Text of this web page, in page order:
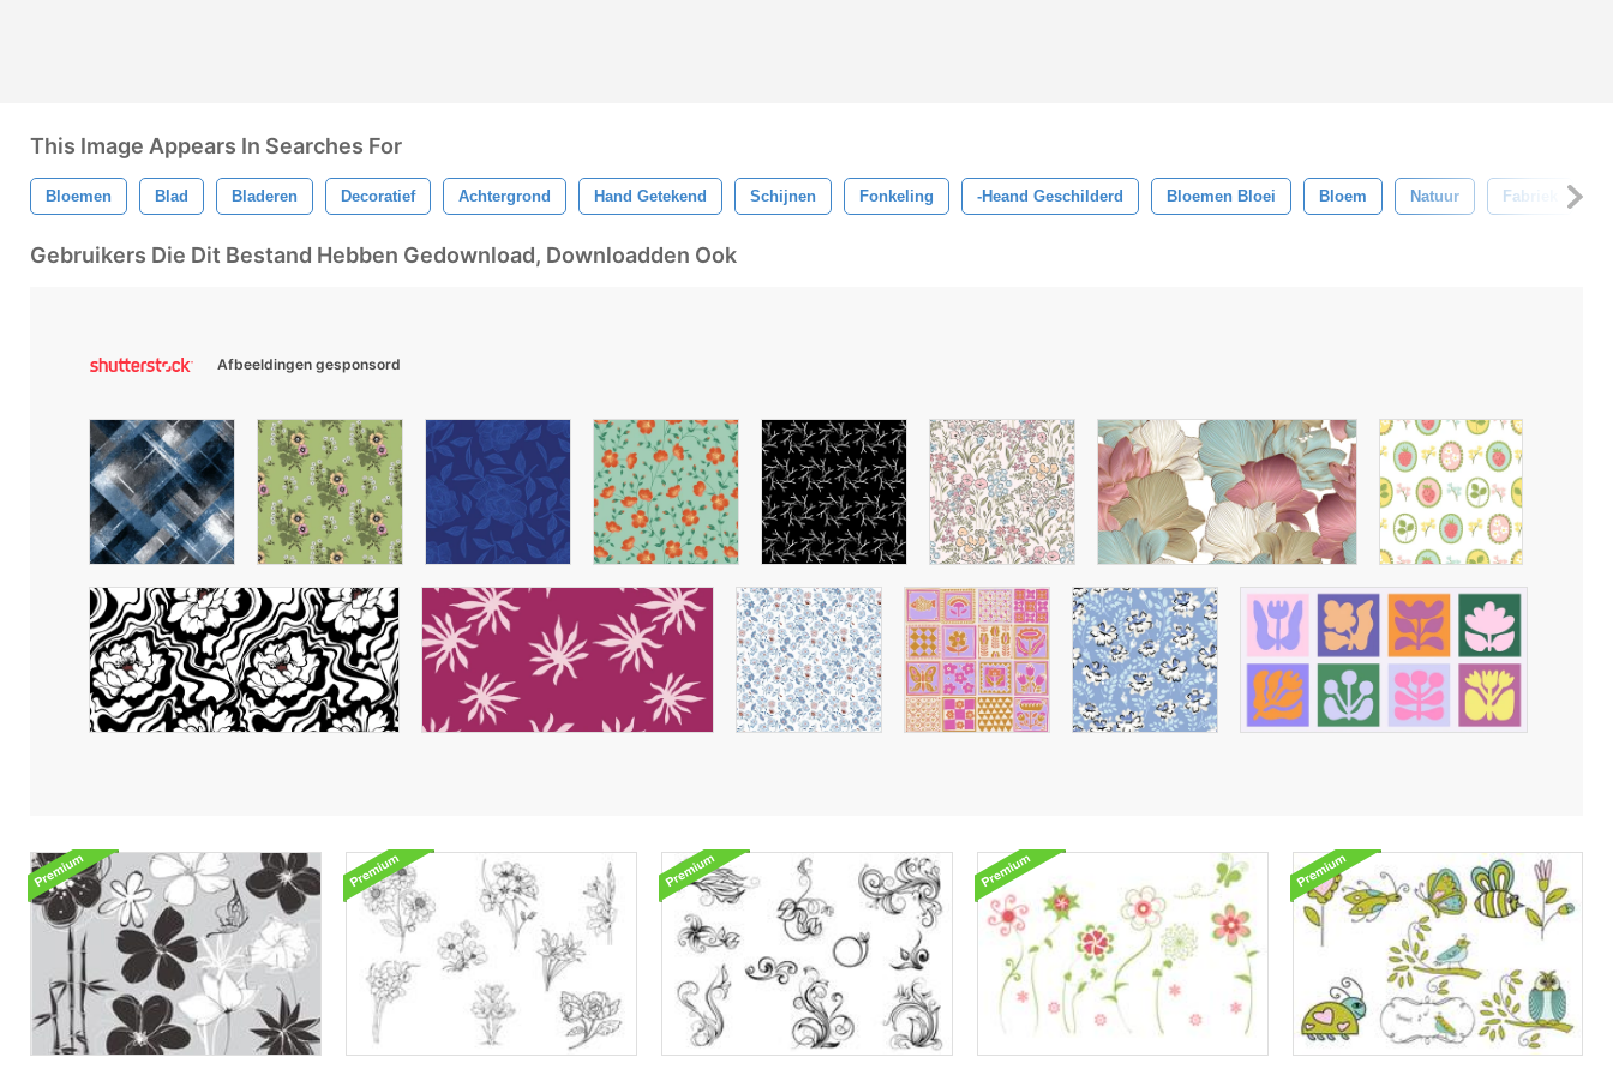
This Image Appears In Searches For
Bloemen Blad Bladeren Decoratief Achtergrond Hand Getekend Schijnen Fonkeling -heand Geschilderd Bloemen Bloei Bloem Natuur Fabriek
Gebruikers Die Dit Bestand Hebben Gedownload, Downloadden Ook
Afbeeldingen gesponsord